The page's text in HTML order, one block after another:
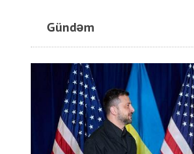
Gündəm